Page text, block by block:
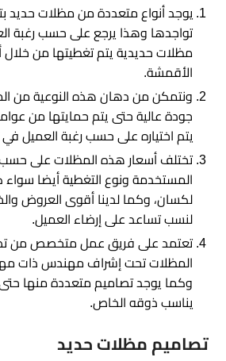
يوجد أنواع متعددة من مظلات حديد
تواجدها وهذا يرجع على حسب رغبة
مظلات حديدية يتم تغطيتها من خلال
الأقمشة.
ونتمكن من دهان هذه النوعية من
جودة عالية حتى يتم حمايتها من
يتم اختياره على حسب رغبة العميل
تختلف أسعار هذه المظلات على حسب
المستخدمة ونوع التغطية أيضا
لكسان، وكما لدينا أقوى العروض
لنسب تساعد على إرضاء العميل.
تعتمد على فريق عمل متخصص من
المظلات تحت إشراف مهندس ذات
وكما يوجد تصاميم متعددة منها حتى
يناسب ذوقه الخاص.
تصاميم مظلات حديد